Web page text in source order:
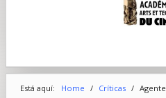
Está aquí: Home / Críticas /